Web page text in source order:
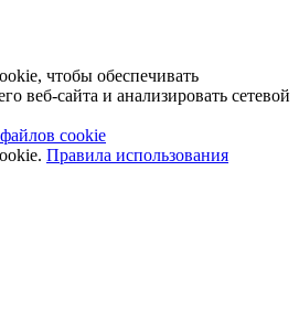
чтобы обеспечивать
веб-сайта и анализировать сетевой
cookie
Правила использования